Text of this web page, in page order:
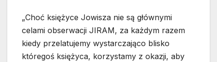
„Choć księżyce Jowisza nie są głównymi
celami obserwacji JIRAM, za każdym razem
kiedy przelatujemy wystarczająco blisko
któregoś księżyca, korzystamy z okazji, aby